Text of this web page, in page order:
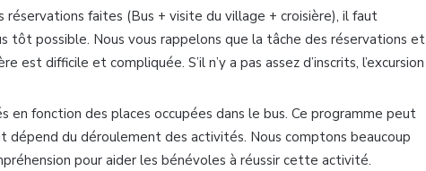
réservations faites (Bus + visite du village + croisière), il faut
tôt possible. Nous vous rappelons que la tâche des réservations et
est difficile et compliquée. S’il n’y a pas assez d’inscrits, l’excursion
en fonction des places occupées dans le bus. Ce programme peut
dépend du déroulement des activités. Nous comptons beaucoup
pour aider les bénévoles à réussir cette activité.